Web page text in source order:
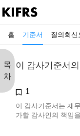
홈 기준서 질의회신
목
차
이 감사기준서의
1
이 감사기준서는 재
가할 감사인의 책임